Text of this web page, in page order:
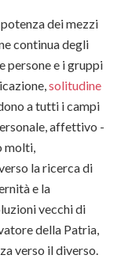
dei mezzi
continua degli
persone e i gruppi
solitudine
a tutti i campi
affettivo -
molti,
la ricerca di
e la
vecchi di
della Patria,
verso il diverso.